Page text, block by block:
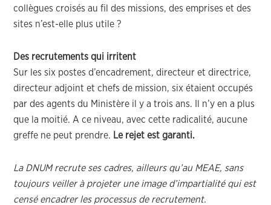
collègues croisés au fil des missions, des emprises et des
sites n’est-elle plus utile ?
Des recrutements qui irritent
Sur les six postes d’encadrement, directeur et directrice,
directeur adjoint et chefs de mission, six étaient occupés
par des agents du Ministère il y a trois ans. Il n’y en a plus
que la moitié. A ce niveau, avec cette radicalité, aucune
greffe ne peut prendre. Le rejet est garanti.
La DNUM recrute ses cadres, ailleurs qu’au MEAE, sans
toujours veiller à projeter une image d’impartialité qui est
censé encadrer les processus de recrutement.